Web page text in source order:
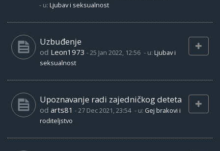
- u: Ljubav i seksualnost
Uzbuđenje
od Leon1973 -25 Jan 2022, 12:56 - u: Ljubav i
seksualnost
Upoznavanje radi zajedničkog deteta
od arts81 -27 Dec 2021, 23:54 - u: Gej brakovi i
roditeljstvo